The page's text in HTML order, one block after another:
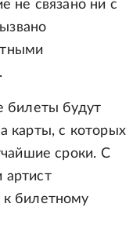
не связано ни с
билеты будут
карты, с которых
сроки. С
билетному